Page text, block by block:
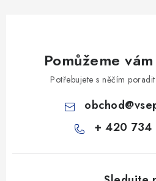
Pomůžeme
Potřebujete s něčím
obchod@
+ 420 734